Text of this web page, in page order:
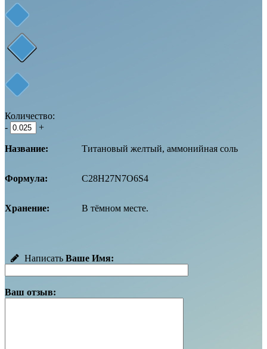
Количество:
-
+
Название: Титановый желтый, аммонийная соль
Формула: C28H27N7O6S4
Хранение: В тёмном месте.
Написать Ваше Имя:
Ваш отзыв: